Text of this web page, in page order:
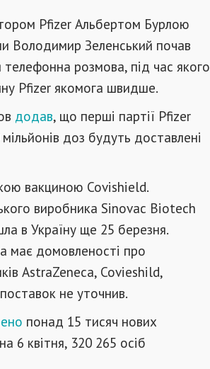
Pfizer Альбертом Бурлою
Володимир Зеленський почав
розмова, під час якого
Pfizer якомога швидше.
додав, що перші партії Pfizer
доз будуть доставлені
вакциною Covishield.
виробника Sinovac Biotech
в Україну ще 25 березня.
має домовленості про
AstraZeneca, Covieshild,
не уточнив.
понад 15 тисяч нових
6 квітня, 320 265 осіб